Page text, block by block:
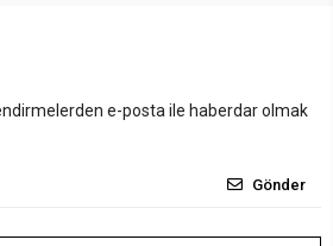
e-posta ile haberdar olmak
Gönder